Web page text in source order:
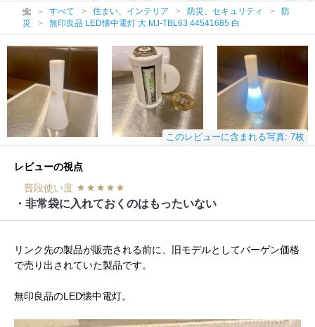
すべて 住まい、インテリア 防災、セキュリティ
防
災
無印良品 LED懐中電灯 大 MJ‐TBL63 44541685 白
このレビューに含まれる写真: 7枚
レビューの視点
普段使い度
・非常袋に入れておくのはもったいない
リンク先の製品が販売される前に、旧モデルとしてバーゲン価格
で売り出されていた製品です。
無印良品のLED懐中電灯。